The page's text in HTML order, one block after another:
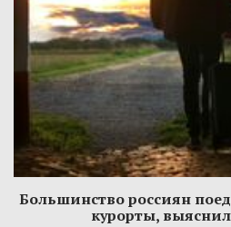
Большинство россиян
курорты,